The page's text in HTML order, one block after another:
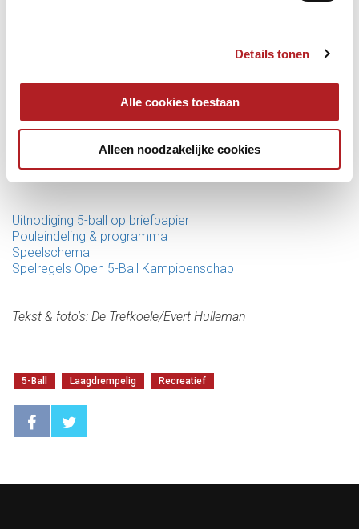
Details tonen
Alle cookies toestaan
Alleen noodzakelijke cookies
Inschrijven?
Opgeven kan tot 7 december 2019. Je kan het
inschrijfformulier krijgen in het sportcafé van De Trefkoele +.
evert.hulleman@planet.nlof telefonisch op nummer 06-
20890698. Bij Evert kun je ook terecht voor overige vragen.
Uitnodiging 5-ball op briefpapier
Pouleindeling & programma
Speelschema
Spelregels Open 5-Ball Kampioenschap
Tekst & foto's: De Trefkoele/Evert Hulleman
5-Ball Laagdrempelig Recreatief